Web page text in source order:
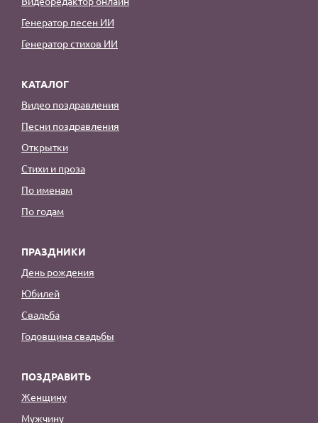
Генератор песен ИИ
Генератор стихов ИИ
КАТАЛОГ
Видео поздравления
Песни поздравления
Открытки
Стихи и проза
По именам
По годам
ПРАЗДНИКИ
День рождения
Юбилей
Свадьба
Годовщина свадьбы
ПОЗДРАВИТЬ
Женщину
Мужчину